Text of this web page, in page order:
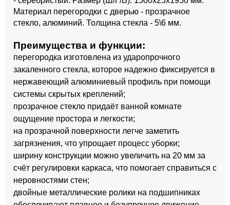
Материал перегородки с дверью - прозрачное
стекло, алюминий. Толщина стекла - 5\6 мм.
Преимущества и функции:
перегородка изготовлена из ударопрочного
закаленного стекла, которое надежно фиксируется в
нержавеющий алюминиевый профиль при помощи
системы скрытых креплений;
прозрачное стекло придаёт ванной комнате
ощущение простора и легкости;
на прозрачной поверхности легче заметить
загрязнения, что упрощает процесс уборки;
ширину конструкции можно увеличить на 20 мм за
счёт регулировки каркаса, что помогает справиться с
неровностями стен;
двойные металлические ролики на подшипниках